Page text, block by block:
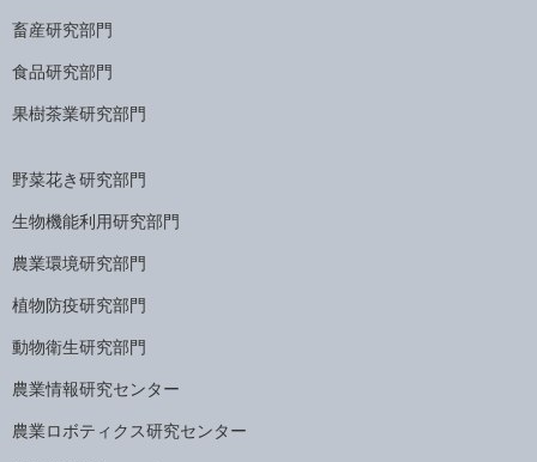
畜産研究部門
食品研究部門
果樹茶業研究部門
野菜花き研究部門
生物機能利用研究部門
農業環境研究部門
植物防疫研究部門
動物衛生研究部門
農業情報研究センター
農業ロボティクス研究センター